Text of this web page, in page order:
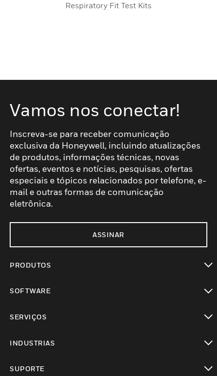
Respiratory Fit Test Kits
Vamos nos conectar!
Inscreva-se para receber comunicação
exclusiva da Honeywell, incluindo atualizações
de produtos, informações técnicas, novas
ofertas, eventos e notícias, pesquisas, ofertas
especiais e tópicos relacionados por telefone, e-
mail e outras formas de comunicação
eletrônica.
ASSINAR
PRODUTOS
SOFTWARE
SERVIÇOS
INDUSTRIAS
SUPORTE